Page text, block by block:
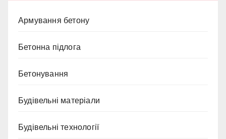
Армування бетону
Бетонна підлога
Бетонування
Будівельні матеріали
Будівельні технології